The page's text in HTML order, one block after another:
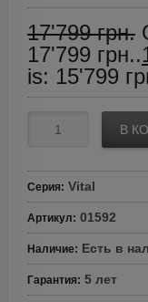
17'799грн.
17'799 грн..
is: 15'799
В
Серия: Vital
Артикул: 01592
Наличие: Есть в
Гарантия: 5 лет